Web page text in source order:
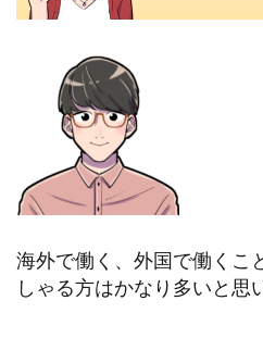
海外で働く、外国で働くこ
しゃる方はかなり多いと思